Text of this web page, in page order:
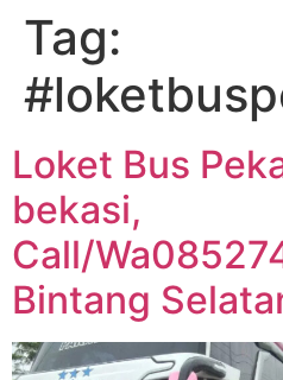
Tag:
Loket Bus
bekasi,
Call/
Bintang